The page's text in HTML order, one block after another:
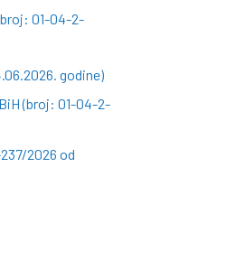
01-04-2-
godine)
(broj: 01-04-2-
2026 od